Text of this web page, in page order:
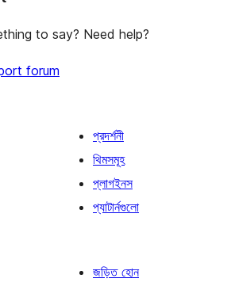
to say? Need help?
forum
প্রদর্শনী
থিমসমূহ
প্লাগইনস
প্যাটার্নগুলো
জড়িত হোন